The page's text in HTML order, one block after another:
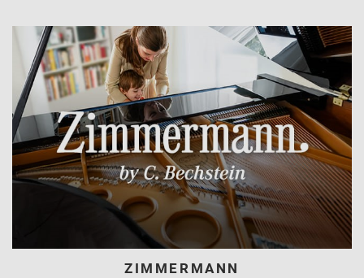
ZIMMERMANN